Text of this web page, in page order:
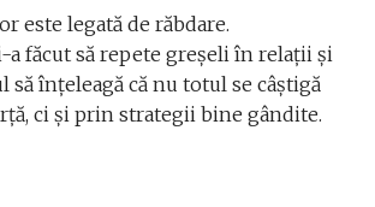
este legată de răbdare.
făcut să repete greșeli în relații și
să înțeleagă că nu totul se câștigă
ci și prin strategii bine gândite.